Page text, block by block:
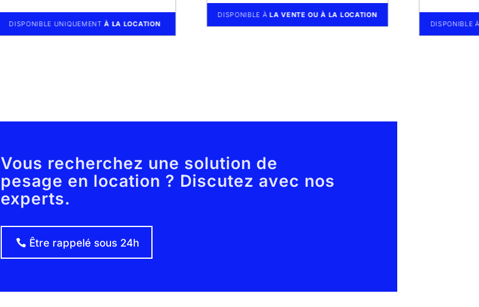
DISPONIBLE UNIQUEMENTÀ LA LOCATION
DISPONIBLE ÀLA VENTE OU À LA LOCATION
DISPONIBLE
Vous recherchez une solution de
pesage en location ? Discutez avec nos
experts.
Être rappelé sous 24h